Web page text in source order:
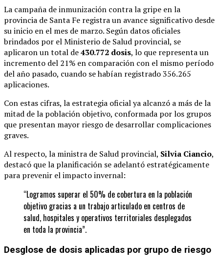
La campaña de inmunización contra la gripe en la
provincia de Santa Fe registra un avance significativo desde
su inicio en el mes de marzo. Según datos oficiales
brindados por el Ministerio de Salud provincial, se
aplicaron un total de430.772 dosis, lo que representa un
incremento del 21% en comparación con el mismo período
del año pasado, cuando se habían registrado 356.265
aplicaciones.
Con estas cifras, la estrategia oficial ya alcanzó a más de la
mitad de la población objetivo, conformada por los grupos
que presentan mayor riesgo de desarrollar complicaciones
graves.
Al respecto, la ministra de Salud provincial, Silvia Ciancio,
destacó que la planificación se adelantó estratégicamente
para prevenir el impacto invernal:
“Logramos superar el 50% de cobertura en la población
objetivo gracias a un trabajo articulado en centros de
salud, hospitales y operativos territoriales desplegados
en toda la provincia”.
Desglose de dosis aplicadas por grupo de riesgo